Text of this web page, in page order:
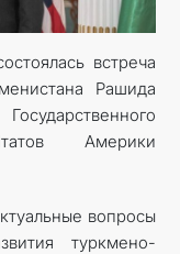
встреча
Рашида
Америки
вопросы
туркмено-